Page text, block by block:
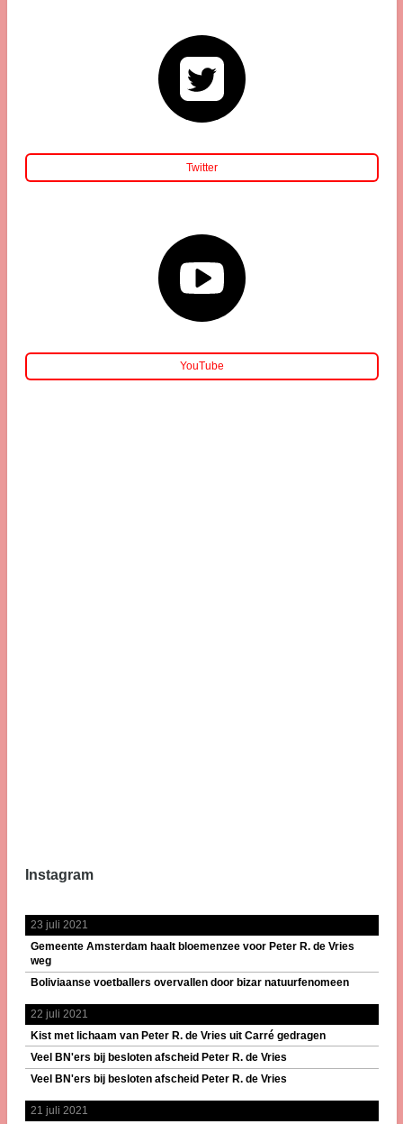
Twitter
YouTube
Instagram
23 juli 2021
Gemeente Amsterdam haalt bloemenzee voor Peter R. de Vries
weg
Boliviaanse voetballers overvallen door bizar natuurfenomeen
22 juli 2021
Kist met lichaam van Peter R. de Vries uit Carré gedragen
Veel BN'ers bij besloten afscheid Peter R. de Vries
Veel BN'ers bij besloten afscheid Peter R. de Vries
21 juli 2021